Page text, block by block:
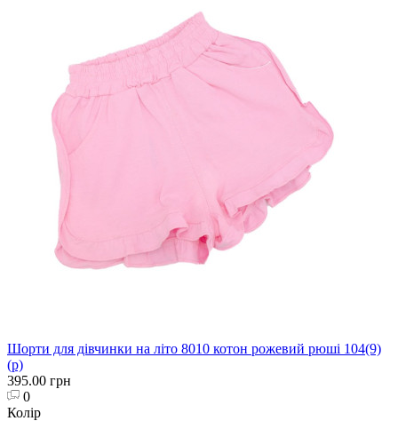
Шорти для дівчинки на літо 8010 котон рожевий рюші 104(9)
(р)
395.00 грн
0
Колір